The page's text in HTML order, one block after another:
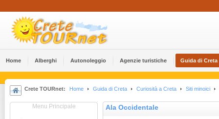
Home Alberghi Αutonoleggio Agenzie turistiche Guida di Creta
Crete TOURnet: Home Guida di Creta Curiosità a Creta Siti minoici
Menu Principale Ala Occidentale